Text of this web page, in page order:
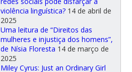
violência linguística? 14 de abril de
2025
Uma leitura de “Direitos das
mulheres e injustiça dos homens”,
de Nísia Floresta 14 de março de
2025
Miley Cyrus: Just an Ordinary Girl